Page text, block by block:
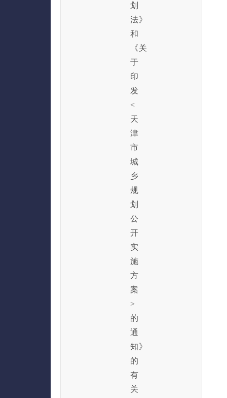
划
法》
和
《关
于
印
发
<
天
津
市
城
乡
规
划
公
开
实
施
方
案
>
的
通
知》
的
有
关